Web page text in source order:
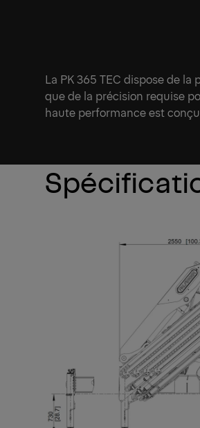
La PK 365 TEC dispose de
que de la précision requise
haute performance est